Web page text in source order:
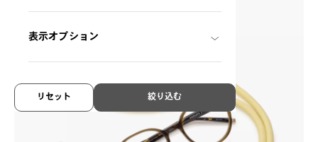
表示オプション
絞り込む
リセット